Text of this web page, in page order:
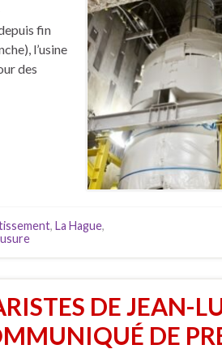
fin
l’usine
des
, La Hague,
usure
DE JEAN-
DE